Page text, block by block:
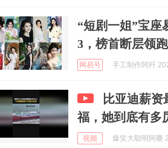
“短剧一姐”宝座
3，榜首断层领跑
网易号 手工制作阿歼
比亚迪薪
福，她到底有多
视频 爆笑大聪明阿夔